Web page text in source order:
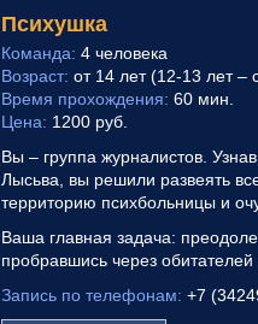
Психушка
Команда: 4 человека
Возраст: от 14 лет (12-13 лет –
Время прохождения: 60 мин.
Цена: 1200 руб.
Вы – группа журналистов.
Лысьва, вы решили развеять
территорию психбольницы и
Ваша главная задача:
пробравшись через
Запись по телефонам: +7